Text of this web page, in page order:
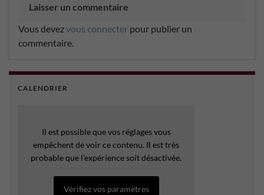
Laisser un commentaire
Vous devezvous connecter pour publier un
commentaire.
CALENDRIER
Il est possible que vos réglages vous
empêchent de voir ce contenu. Il est très
probable que l’expérience soit désactivée.
Vérifiez vos paramètres